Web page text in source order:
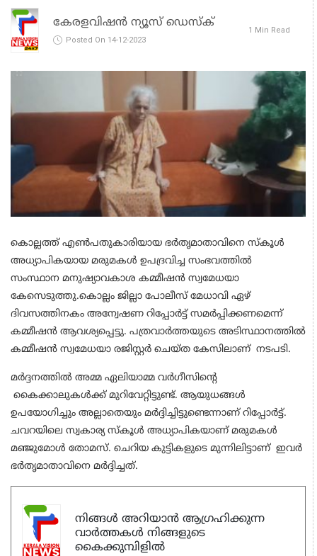
കേരളവിഷൻ ന്യൂസ് ഡെസ്‌ക്
Posted On 14-12-2023
1 Min Read
കൊല്ലത്ത് എൺപതുകാരിയായ ഭർതൃമാതാവിനെ സ്കൂൾ
അധ്യാപികയായ മരുമകൾ ഉപദ്രവിച്ച സംഭവത്തിൽ
സംസ്ഥാന മനുഷ്യാവകാശ കമ്മീഷൻ സ്വമേധയാ
കേസെടുത്തു.കൊല്ലം ജില്ലാ പോലീസ് മേധാവി ഏഴ്
ദിവസത്തിനകം അന്വേഷണ റിപ്പോർട്ട് സമർപ്പിക്കണമെന്ന്
കമ്മീഷൻ ആവശ്യപ്പെട്ടു. പത്രവാർത്തയുടെ അടിസ്ഥാനത്തിൽ
കമ്മീഷൻ സ്വമേധയാ രജിസ്റ്റർ ചെയ്ത കേസിലാണ് നടപടി.
മർദ്ദനത്തിൽ അമ്മ ഏലിയാമ്മ വർഗീസിന്റെ
കൈക്കാലുകൾക്ക് മുറിവേറ്റിട്ടുണ്ട്. ആയുധങ്ങൾ
ഉപയോഗിച്ചും അല്ലാതെയും മർദ്ദിച്ചിട്ടുണ്ടെന്നാണ് റിപ്പോർട്ട്.
ചവറയിലെ സ്വകാര്യ സ്കൂൾ അധ്യാപികയാണ് മരുമകൾ
മഞ്ജുമോൾ തോമസ്. ചെറിയ കുട്ടികളുടെ മുന്നിലിട്ടാണ് ഇവർ
ഭർതൃമാതാവിനെ മർദ്ദിച്ചത്.
നിങ്ങൾ അറിയാൻ ആഗ്രഹിക്കുന്ന
വാർത്തകൾ നിങ്ങളുടെ
കൈക്കുമ്പിളിൽ